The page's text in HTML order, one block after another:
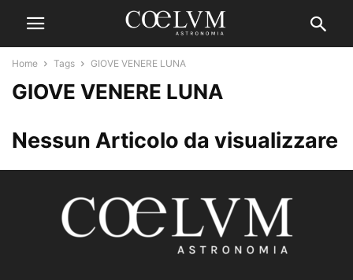
Home Tags GIOVE VENERE LUNA
GIOVE VENERE LUNA
Nessun Articolo da visualizzare